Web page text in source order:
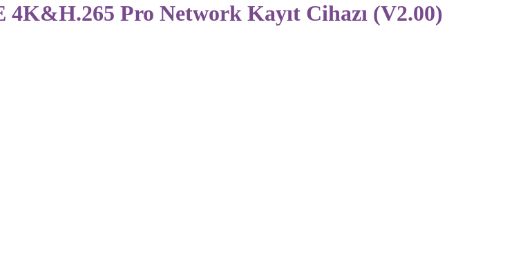
Pro Network Kayıt Cihazı (V2.00)